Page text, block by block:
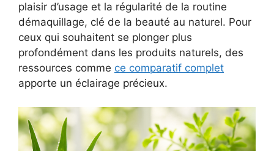
plaisir d’usage et la régularité de la routine
démaquillage, clé de la beauté au naturel. Pour
ceux qui souhaitent se plonger plus
profondément dans les produits naturels, des
ressources comme ce comparatif complet
apporte un éclairage précieux.